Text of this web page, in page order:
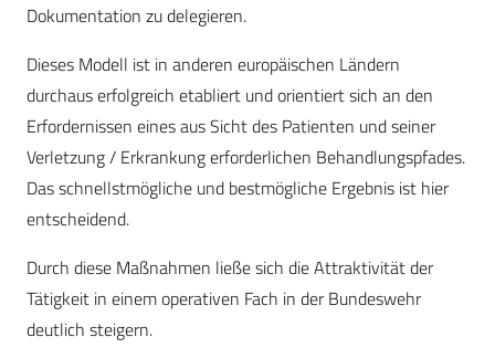
Dokumentation zu delegieren.
Dieses Modell ist in anderen europäischen Ländern
durchaus erfolgreich etabliert und orientiert sich an den
Erfordernissen eines aus Sicht des Patienten und seiner
Verletzung / Erkrankung erforderlichen Behandlungspfades.
Das schnellstmögliche und bestmögliche Ergebnis ist hier
entscheidend.
Durch diese Maßnahmen ließe sich die Attraktivität der
Tätigkeit in einem operativen Fach in der Bundeswehr
deutlich steigern.